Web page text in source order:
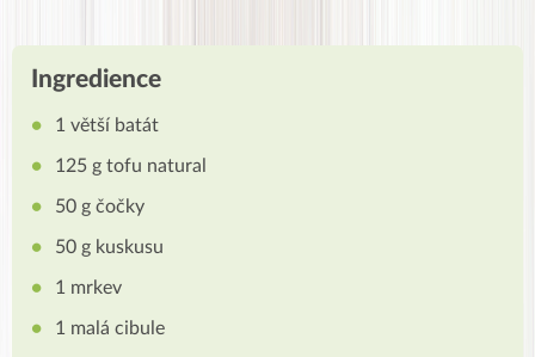
Ingredience
1 větší batát
125 g tofu natural
50 g čočky
50 g kuskusu
1 mrkev
1 malá cibule